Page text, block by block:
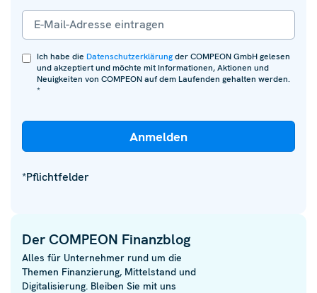
Ich habe die Datenschutzerklärungder COMPEON GmbH gelesen
und akzeptiert und möchte mit Informationen, Aktionen und
Neuigkeiten von COMPEON auf dem Laufenden gehalten werden.
*
*Pflichtfelder
Der COMPEON Finanzblog
Alles für Unternehmer rund um die
Themen Finanzierung, Mittelstand und
Digitalisierung. Bleiben Sie mit uns